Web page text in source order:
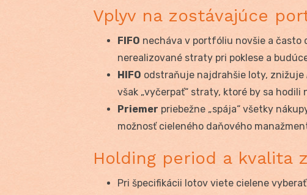
Vplyv na zostávajúce
FIFO necháva v portfóliu novšie a často
nerealizované straty pri poklese a
HIFO odstraňuje najdrahšie loty, znižuje
však „vyčerpať“ straty, ktoré by sa hodili
Priemer priebežne „spája“ všetky
možnosť cieleného daňového
Holding period a kvalita
Pri špecifikácii lotov viete cielene vyberať